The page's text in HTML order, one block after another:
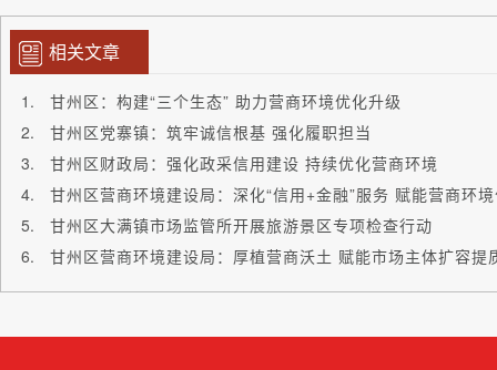
相关文章
甘州区：构建“三个生态” 助力营商环境优化升级
甘州区党寨镇：筑牢诚信根基 强化履职担当
甘州区财政局：强化政采信用建设 持续优化营商环境
甘州区营商环境建设局：深化“信用+金融”服务 赋能营商环
甘州区大满镇市场监管所开展旅游景区专项检查行动
甘州区营商环境建设局：厚植营商沃土 赋能市场主体扩容提